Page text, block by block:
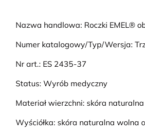
Nazwa handlowa: Roczki EMEL®
Numer katalogowy/Typ/Wersja:
Nr art.: ES 2435-37
Status: Wyrób medyczny
Materiał wierzchni: skóra
Wyściółka: skóra naturalna wolna